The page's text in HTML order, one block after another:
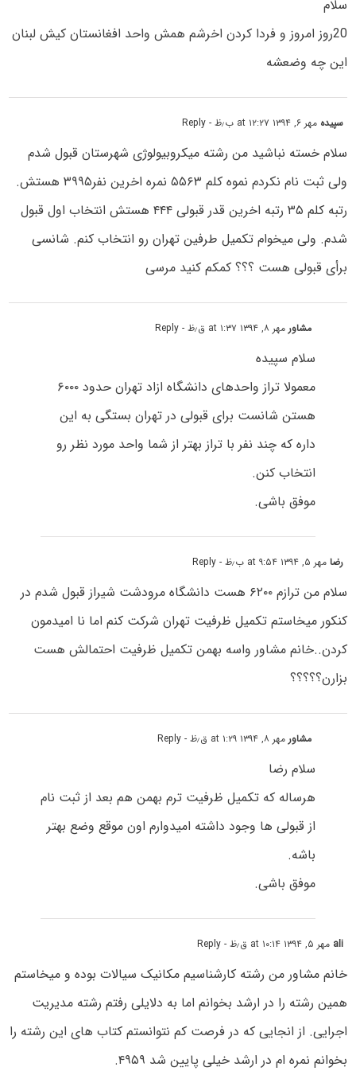
سلام
20روز امروز و فردا کردن اخرشم همش واحد افغانستان کیش لبنان
این چه وضعشه
سپیده مهر ۶, ۱۳۹۴ at ۱۲:۲۷ ب٫ظ - Reply
سلام خسته نباشید من رشته میکروبیولوژی شهرستان قبول شدم
ولی ثبت نام نکردم نموه کلم ۵۵۶۳ نمره اخرین نفر۳۹۹۵ هستش.
رتبه کلم ۳۵ رتبه اخرین قدر قبولی ۴۴۴ هستش انتخاب اول قبول
شدم. ولی میخوام تکمیل طرفین تهران رو انتخاب کنم. شانسی
برأى قبولی هست ؟؟؟ کمکم کنید مرسی
مشاور مهر ۸, ۱۳۹۴ at ۱:۳۷ ق٫ظ - Reply
سلام سپیده
معمولا تراز واحدهای دانشگاه ازاد تهران حدود ۶۰۰۰
هستن شانست برای قبولی در تهران بستگی به این
داره که چند نفر با تراز بهتر از شما واحد مورد نظر رو
انتخاب کنن.
موفق باشی.
رضامهر ۵, ۱۳۹۴ at ۹:۵۴ ب٫ظ - Reply
سلام من ترازم ۶۲۰۰ هست دانشگاه مرودشت شیراز قبول شدم در
کنکور میخاستم تکمیل ظرفیت تهران شرکت کنم اما نا امیدمون
کردن..خانم مشاور واسه بهمن تکمیل ظرفیت احتمالش هست
بزارن؟؟؟؟؟
مشاور مهر ۸, ۱۳۹۴ at ۱:۲۹ ق٫ظ - Reply
سلام رضا
هرساله که تکمیل ظرفیت ترم بهمن هم بعد از ثبت نام
از قبولی ها وجود داشته امیدوارم اون موقع وضع بهتر
باشه.
موفق باشی.
ali مهر ۵, ۱۳۹۴ at ۱۰:۱۴ ق٫ظ - Reply
خانم مشاور من رشته کارشناسیم مکانیک سیالات بوده و میخاستم
همین رشته را در ارشد بخوانم اما به دلایلی رفتم رشته مدیریت
اجرایی. از انجایی که در فرصت کم نتوانستم کتاب های این رشته را
بخوانم نمره ام در ارشد خیلی پایین شد ۴۹۵۹.